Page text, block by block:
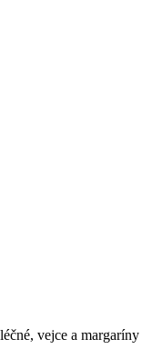
vejce a margaríny